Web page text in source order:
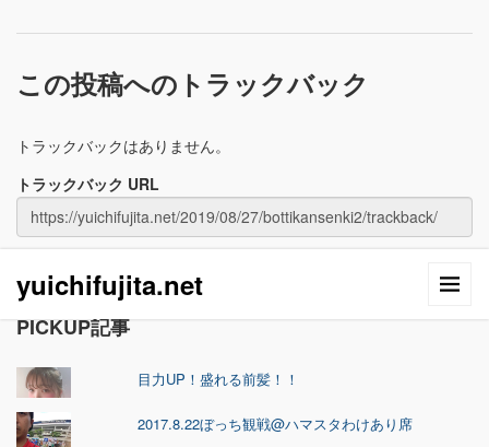
この投稿へのトラックバック
トラックバックはありません。
トラックバック URL
yuichifujita.net
PICKUP記事
目力UP！盛れる前髪！！
2017.8.22ぼっち観戦@ハマスタわけあり席